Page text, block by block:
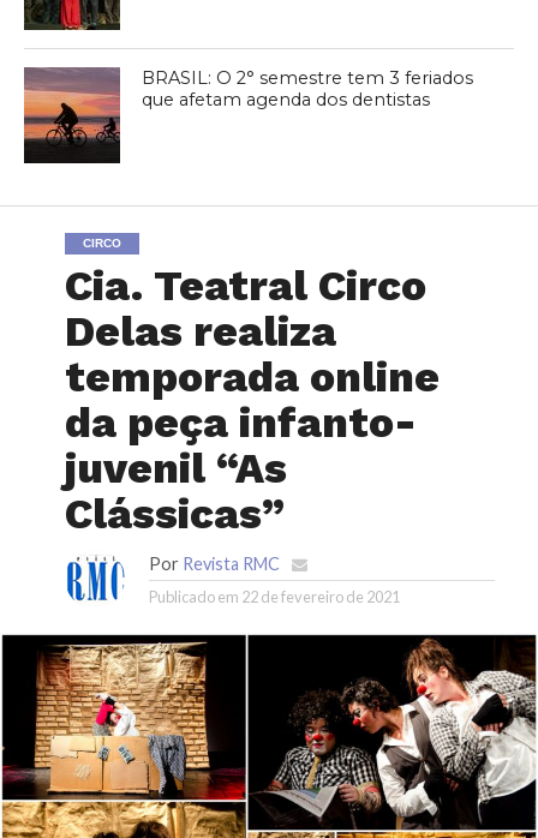
BRASIL: O 2° semestre tem 3 feriados
que afetam agenda dos dentistas
CIRCO
Cia. Teatral Circo
Delas realiza
temporada online
da peça infanto-
juvenil “As
Clássicas”
Por Revista RMC
Publicado em 22 de fevereiro de 2021